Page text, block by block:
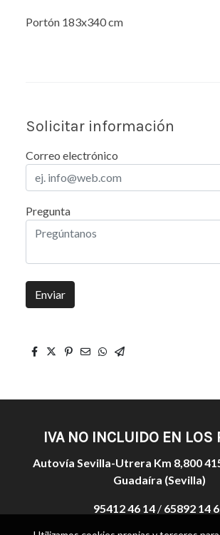
Portón 183x340 cm
Solicitar información
Correo electrónico
Pregunta
Enviar
IVA NO INCLUIDO EN LOS
Autovía Sevilla-Utrera Km 8,800
Guadaíra (Sevilla)
95412 46 14 / 65892 14